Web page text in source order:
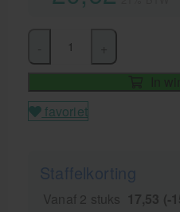
In
favoriet
Staffelkorting
Vanaf 2 stuks 17,53 (-